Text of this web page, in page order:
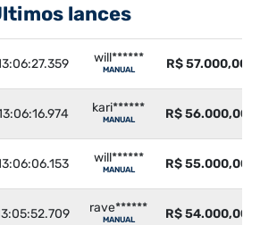
lances
will******
MANUAL R$ 57.000,00
kari******
MANUAL R$ 56.000,00
will******
MANUAL R$ 55.000,00
rave******
MANUAL R$ 54.000,00